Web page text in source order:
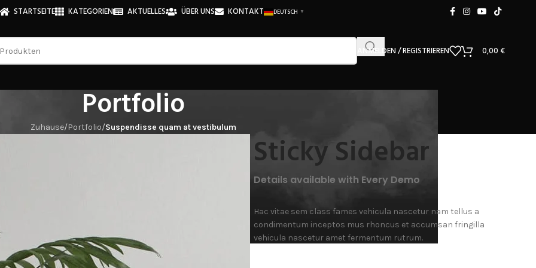
STARTSEITE KATEGORIEN AKTUELLES ÜBER UNS KONTAKT DEUTSCH ▼
ANMELDEN / REGISTRIEREN 0,00€
Portfolio
Zuhause/Portfolio/Suspendisse quam at vestibulum
Sticky Sidebar
Details available with Every Demo
Hac vitae sem class fames vehicula nascetur nam tellus a
condimentum inceptos mus rhoncus et accumsan fringilla
vehicula nascetur amet fermentum rutrum.